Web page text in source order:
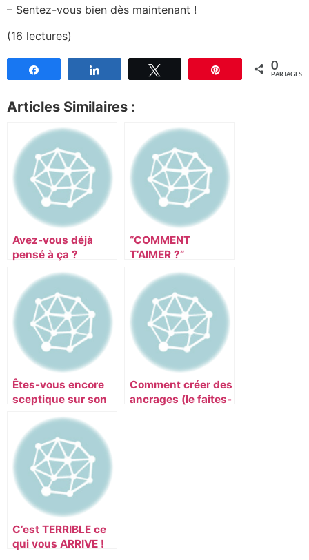
– Sentez-vous bien dès maintenant !
(16 lectures)
Épingle 0
PARTAGES
Articles Similaires :
Avez-vous déjà
pensé à ça ?
“COMMENT
T’AIMER ?”
Êtes-vous encore
sceptique sur son
Comment créer des
ancrages (le faites-
C’est TERRIBLE ce
qui vous ARRIVE !